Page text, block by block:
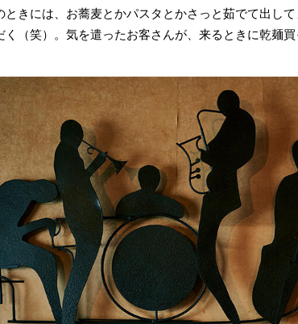
ときには、お蕎麦とかパスタとかさっと茹でて出し
く（笑）。気を遣ったお客さんが、来るときに乾麺